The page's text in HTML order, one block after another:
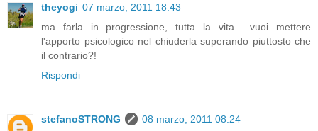
theyogi 07 marzo, 2011 18:43
ma farla in progressione, tutta la vita... vuoi mettere
l'apporto psicologico nel chiuderla superando piuttosto che
il contrario?!
Rispondi
stefanoSTRONG
08 marzo, 2011 08:24